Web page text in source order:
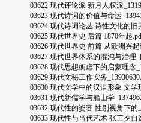
03622 现代评论派 新月人权派
03623 现代诗词的价值与命运
03624 现代诗词论丛 诗性文化的旧
03625 现代世界史 后篇 1870年起
03626 现代世界史 前篇 从欧洲兴起
03627 现代世界体系的混沌与治理_[
03628 现代思想衡虑下的启蒙理念
03629 现代文秘工作实务
03630 现代文学中的汉语形象 文学
03631 现代新儒学与船山学
03632 现代性的姿容 性别视角下的
03633 现代性与当代艺术 张三夕自